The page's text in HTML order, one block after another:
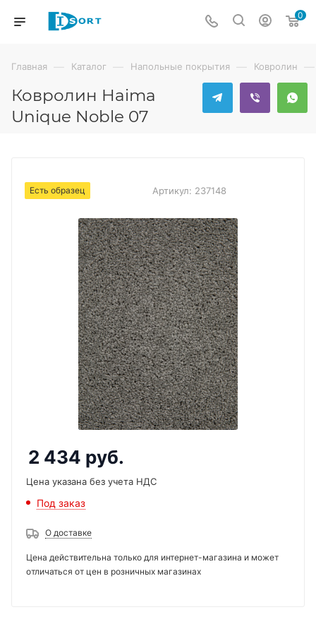
0
Главная — Каталог — Напольные покрытия — Ковролин —
Ковролин Haima
Unique Noble 07
Есть образец Артикул: 237148
2 434 руб.
Цена указана без учета НДС
Под заказ
О доставке
Цена действительна только для интернет-магазина и может
отличаться от цен в розничных магазинах